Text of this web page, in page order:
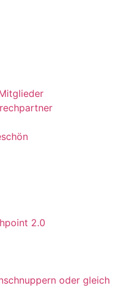
2.0
oder gleich